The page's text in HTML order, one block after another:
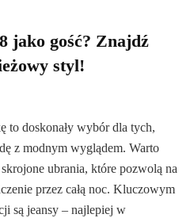
jako gość? Znajdź
styl!
to doskonały wybór dla tych,
z modnym wyglądem. Warto
ubrania, które pozwolą na
przez całą noc. Kluczowym
są jeansy – najlepiej w